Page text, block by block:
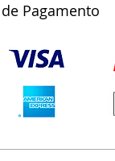
Pagamento